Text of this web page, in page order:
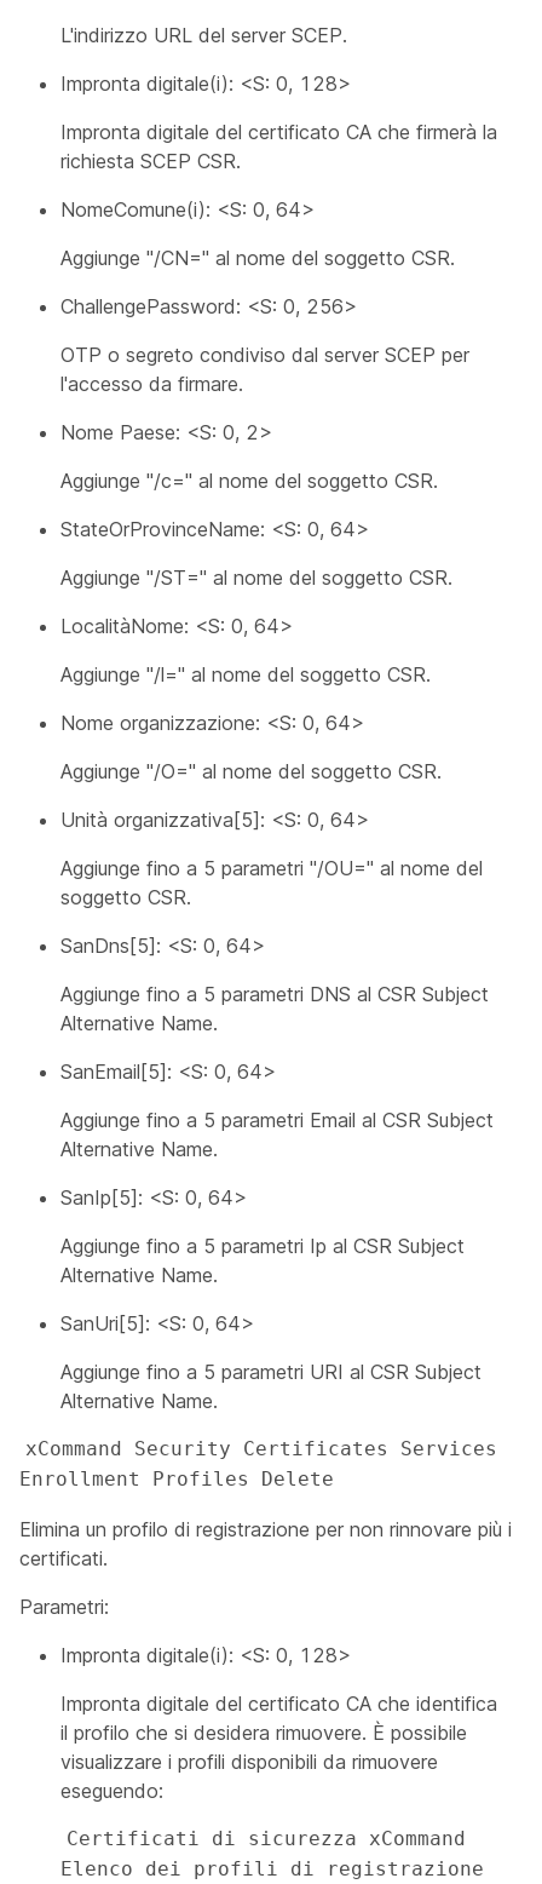
L'indirizzo URL del server SCEP.
Impronta digitale(i): <S: 0, 128>
Impronta digitale del certificato CA che firmerà la
richiesta SCEP CSR.
NomeComune(i): <S: 0, 64>
Aggiunge "/CN=" al nome del soggetto CSR.
ChallengePassword: <S: 0, 256>
OTP o segreto condiviso dal server SCEP per
l'accesso da firmare.
Nome Paese: <S: 0, 2>
Aggiunge "/c=" al nome del soggetto CSR.
StateOrProvinceName: <S: 0, 64>
Aggiunge "/ST=" al nome del soggetto CSR.
LocalitàNome: <S: 0, 64>
Aggiunge "/l=" al nome del soggetto CSR.
Nome organizzazione: <S: 0, 64>
Aggiunge "/O=" al nome del soggetto CSR.
Unità organizzativa[5]: <S: 0, 64>
Aggiunge fino a 5 parametri "/OU=" al nome del
soggetto CSR.
SanDns[5]: <S: 0, 64>
Aggiunge fino a 5 parametri DNS al CSR Subject
Alternative Name.
SanEmail[5]: <S: 0, 64>
Aggiunge fino a 5 parametri Email al CSR Subject
Alternative Name.
SanIp[5]: <S: 0, 64>
Aggiunge fino a 5 parametri Ip al CSR Subject
Alternative Name.
SanUri[5]: <S: 0, 64>
Aggiunge fino a 5 parametri URI al CSR Subject
Alternative Name.
xCommand Security Certificates Services
Enrollment Profiles Delete
Elimina un profilo di registrazione per non rinnovare più i
certificati.
Parametri:
Impronta digitale(i): <S: 0, 128>
Impronta digitale del certificato CA che identifica
il profilo che si desidera rimuovere. È possibile
visualizzare i profili disponibili da rimuovere
eseguendo:
Certificati di sicurezza xCommand
Elenco dei profili di registrazione